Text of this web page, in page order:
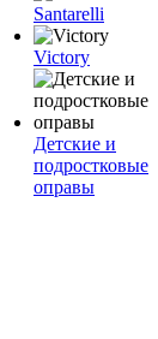
Santarelli
Victory
Детские и
подростковые
оправы